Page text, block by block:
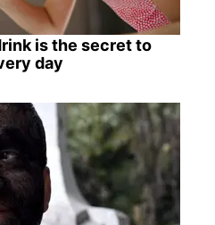
is the secret to
day